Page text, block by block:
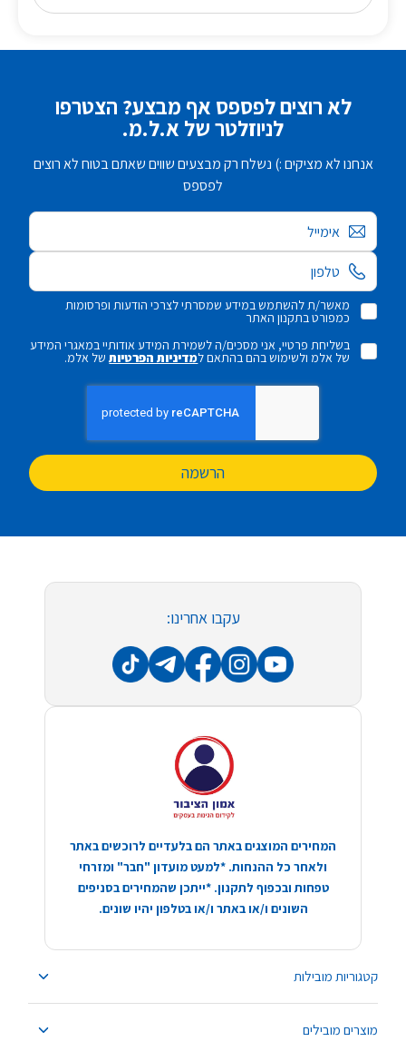
לא רוצים לפספס אף מבצע? הצטרפו
לניוזלטר של א.ל.מ.
אנחנו לא מציקים :) נשלח רק מבצעים שווים שאתם בטוח לא רוצים
לפספס
אימייל
מאשר/ת להשתמש במידע שמסרתי לצרכי הודעות ופרסומות
כמפורט בתקנון האתר
בשליחת פרטיי, אני מסכים/ה לשמירת המידע אודותיי במאגרי המידע
של אלמ ולשימוש בהם בהתאם למדיניות הפרטיותשל אלמ.
הרשמה
קטגוריות מובילות
מוצרים מובילים
עקבו אחרינו:
המחירים המוצגים באתר הם בלעדיים לרוכשים באתר
ולאחר כל ההנחות. *למעט מועדון "חבר" ומזרחי
טפחות ובכפוף לתקנון. *ייתכן שהמחירים בסניפים
השונים ו/או באתר ו/או בטלפון יהיו שונים.